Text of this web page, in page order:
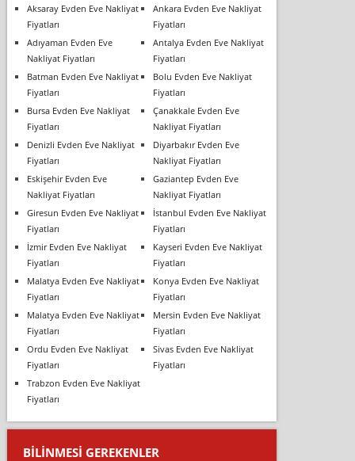
Aksaray Evden Eve Nakliyat
Fiyatları
Ankara Evden Eve Nakliyat
Fiyatları
Adıyaman Evden Eve
Nakliyat Fiyatları
Antalya Evden Eve Nakliyat
Fiyatları
Batman Evden Eve Nakliyat
Fiyatları
Bolu Evden Eve Nakliyat
Fiyatları
Bursa Evden Eve Nakliyat
Fiyatları
Çanakkale Evden Eve
Nakliyat Fiyatları
Denizli Evden Eve Nakliyat
Fiyatları
Diyarbakır Evden Eve
Nakliyat Fiyatları
Eskişehir Evden Eve
Nakliyat Fiyatları
Gaziantep Evden Eve
Nakliyat Fiyatları
Giresun Evden Eve Nakliyat
Fiyatları
İstanbul Evden Eve Nakliyat
Fiyatları
İzmir Evden Eve Nakliyat
Fiyatları
Kayseri Evden Eve Nakliyat
Fiyatları
Malatya Evden Eve Nakliyat
Fiyatları
Konya Evden Eve Nakliyat
Fiyatları
Malatya Evden Eve Nakliyat
Fiyatları
Mersin Evden Eve Nakliyat
Fiyatları
Ordu Evden Eve Nakliyat
Fiyatları
Sivas Evden Eve Nakliyat
Fiyatları
Trabzon Evden Eve Nakliyat
Fiyatları
BILINMESI GEREKENLER